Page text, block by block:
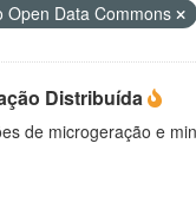
Open Data Commons
Distribuída
de microgeração e